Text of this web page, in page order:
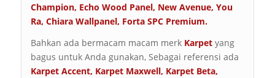
Champion, Echo Wood Panel, New Avenue, You
Ra, Chiara Wallpanel, Forta SPC Premium.
Bahkan ada bermacam macam merk Karpetyang
bagus untuk Anda gunakan, Sebagai referensi ada
Karpet Accent, Karpet Maxwell, Karpet Beta,